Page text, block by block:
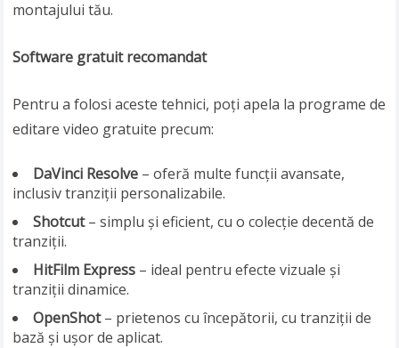
montajului tău.
Software gratuit recomandat
Pentru a folosi aceste tehnici, poți apela la programe de
editare video gratuite precum:
DaVinci Resolve – oferă multe funcții avansate,
inclusiv tranziții personalizabile.
Shotcut– simplu și eficient, cu o colecție decentă de
tranziții.
HitFilm Express – ideal pentru efecte vizuale și
tranziții dinamice.
OpenShot– prietenos cu începătorii, cu tranziții de
bază și ușor de aplicat.